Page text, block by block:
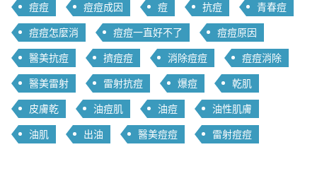
痘痘 痘痘成因 痘 抗痘 青春痘
痘痘怎麼消 痘痘一直好不了 痘痘原因
醫美抗痘 擠痘痘 消除痘痘 痘痘消除
醫美雷射 雷射抗痘 爆痘 乾肌
皮膚乾 油痘肌 油痘 油性肌膚
油肌 出油 醫美痘痘 雷射痘痘